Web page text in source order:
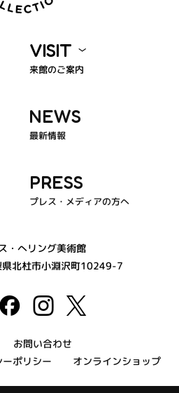
VISIT
来館のご案内
NEWS
最新情報
PRESS
プレス・メディアの方へ
・へリング美術館
北杜市小淵沢町10249-7
お問い合わせ
ポリシー オンラインショップ